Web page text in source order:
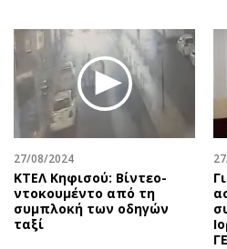
27/08/2024
ΚΤΕΛ Κηφισού: Βίντεο-
ντοκουμέντο από τη
συμπλοκή των οδηγών
ταξί